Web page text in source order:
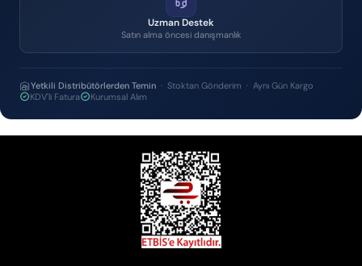
Uzman Destek
Satın alma öncesi danışmanlık
Yetkili Distribütörlerden Temin · Stoktan Gönderim · Aynı Gün Kargo
KDV'li Fatura
Kurumsal Alım